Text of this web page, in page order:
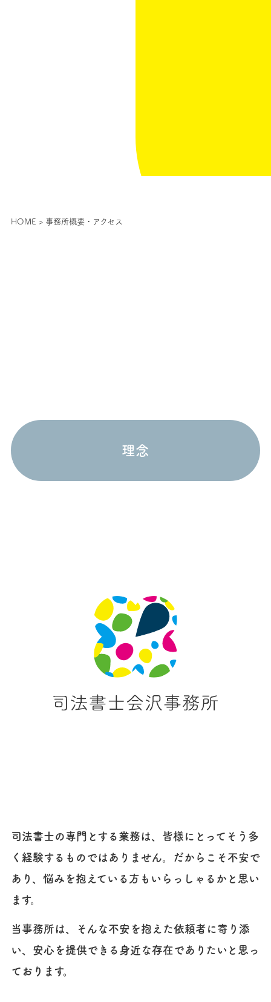
HOME > 事務所概要・アクセス
理念
司法書士の専門とする業務は、皆様にとってそう多
く経験するものではありません。だからこそ不安で
あり、悩みを抱えている方もいらっしゃるかと思い
ます。
当事務所は、そんな不安を抱えた依頼者に寄り添
い、安心を提供できる身近な存在でありたいと思っ
ております。